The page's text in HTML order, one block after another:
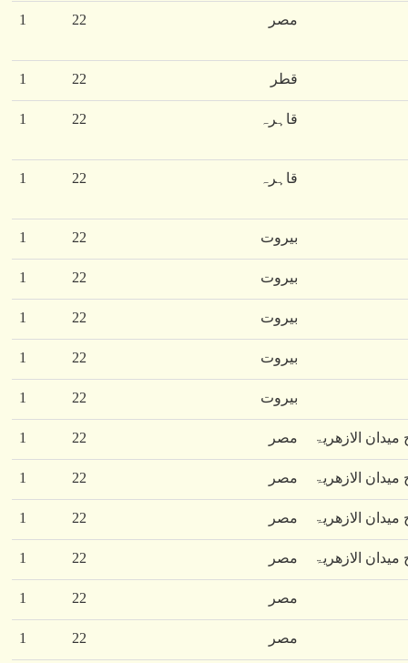
1 22 مصر
1 22 قطر
1 22 قاہرہ
1 22 قاہرہ
1 22 بیروت
1 22 بیروت
1 22 بیروت
1 22 بیروت
1 22 بیروت
1 22 مصر الازھریۃ
1 22 مصر الازھریۃ
1 22 مصر الازھریۃ
1 22 مصر الازھریۃ
1 22 مصر
1 22 مصر